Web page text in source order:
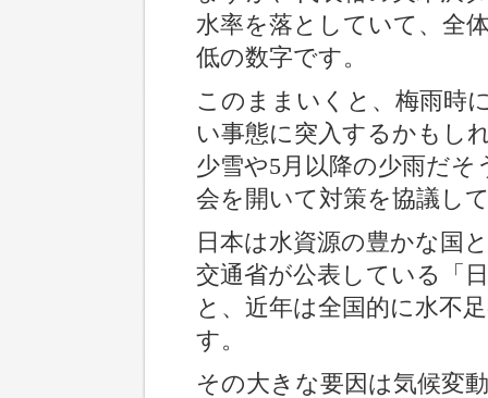
水率を落としていて、全
低の数字です。
このままいくと、梅雨時
い事態に突入するかもし
少雪や5月以降の少雨だ
会を開いて対策を協議し
日本は水資源の豊かな国
交通省が公表している「
と、近年は全国的に水不
す。
その大きな要因は気候変